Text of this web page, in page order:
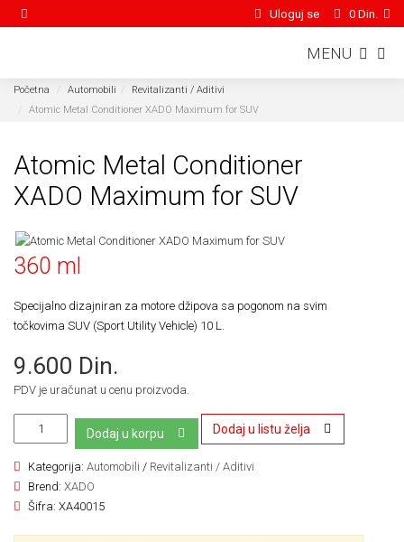
Uloguj se 0 Din.
MENU
Početna Automobili
Revitalizanti / Aditivi
Atomic Metal Conditioner XADO Maximum for SUV
Atomic Metal Conditioner
XADO Maximum for SUV
360 ml
Specijalno dizajniran za motore džipova sa pogonom na svim
točkovima SUV (Sport Utility Vehicle) 10 L.
9.600 Din.
PDV je uračunat u cenu proizvoda.
Dodaj u korpu Dodaj u listu želja
Kategorija: Automobili / Revitalizanti / Aditivi
Brend: XADO
Šifra: XA40015